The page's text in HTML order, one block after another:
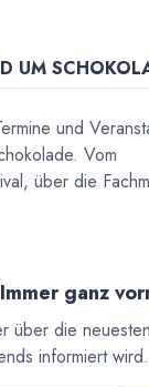
UM
und
Vom
über die
ganz
über die
informiert wird.